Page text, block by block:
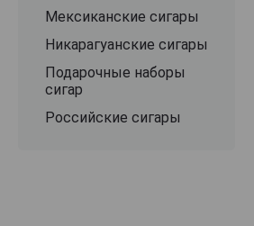
Мексиканские сигары
Никарагуанские сигары
Подарочные наборы
сигар
Российские сигары